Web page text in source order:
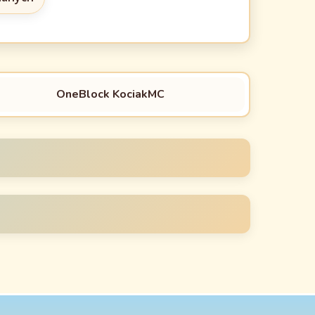
OneBlock KociakMC